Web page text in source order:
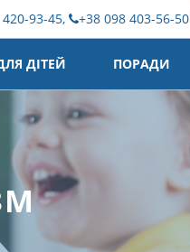
93-45, +38 098 403-56-50
ДІТЕЙ ПОРАДИ